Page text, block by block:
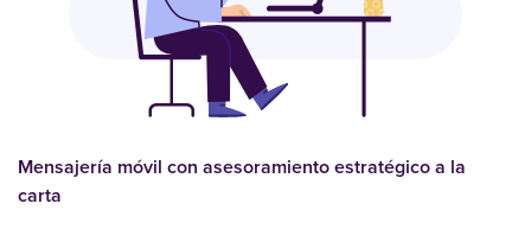
Mensajería móvil con asesoramiento estratégico a la
carta